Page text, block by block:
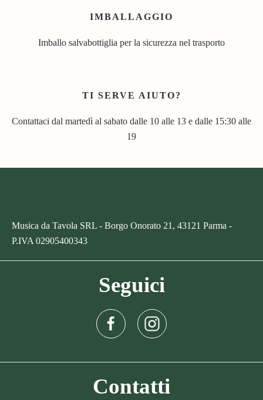
IMBALLAGGIO
Imballo salvabottiglia per la sicurezza nel trasporto
TI SERVE AIUTO?
Contattaci dal martedì al sabato dalle 10 alle 13 e dalle 15:30 alle
19
Musica da Tavola SRL - Borgo Onorato 21, 43121 Parma -
P.IVA 02905400343
Seguici
Contatti